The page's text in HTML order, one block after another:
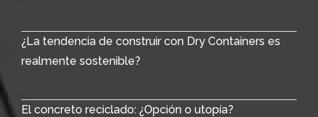
¿La tendencia de construir con Dry Containers es
realmente sostenible?
El concreto reciclado: ¿Opción o utopía?